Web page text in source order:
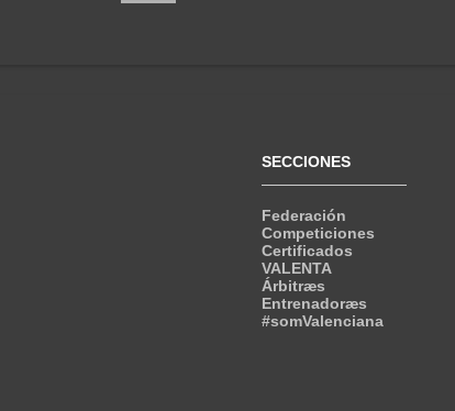
SECCIONES
Federación
Competiciones
Certificados
VALENTA
Árbitræs
Entrenadoræs
#somValenciana